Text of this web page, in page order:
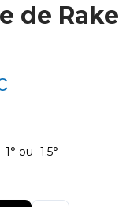
de Rake
ou -1.5°